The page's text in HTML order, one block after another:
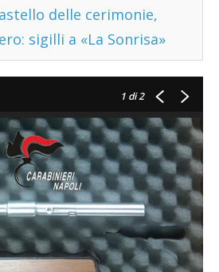
delle cerimonie,
sigilli a «La Sonrisa»
1 di 2